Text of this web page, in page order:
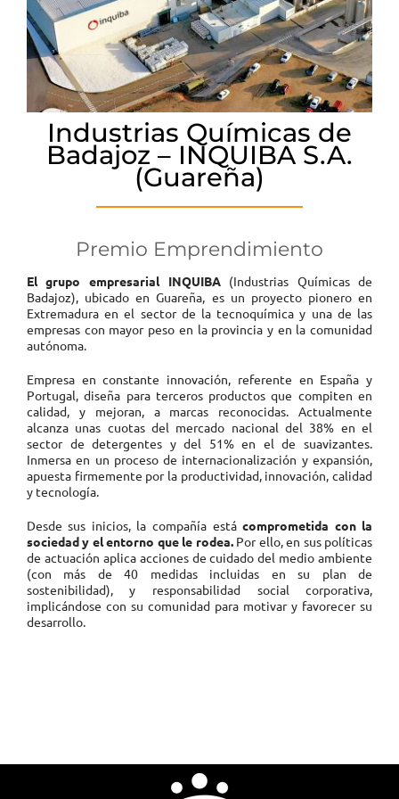
Industrias Químicas de
Badajoz – INQUIBA S.A.
(Guareña)
Premio Emprendimiento
El grupo empresarial INQUIBA(Industrias Químicas de
Badajoz), ubicado en Guareña, es un proyecto pionero en
Extremadura en el sector de la tecnoquímica y una de las
empresas con mayor peso en la provincia y en la comunidad
autónoma.
Empresa en constante innovación, referente en España y
Portugal, diseña para terceros productos que compiten en
calidad, y mejoran, a marcas reconocidas. Actualmente
alcanza unas cuotas del mercado nacional del 38% en el
sector de detergentes y del 51% en el de suavizantes.
Inmersa en un proceso de internacionalización y expansión,
apuesta firmemente por la productividad, innovación, calidad
y tecnología.
Desde sus inicios, la compañía estácomprometida con la
sociedad y el entorno que le rodea.Por ello, en sus políticas
de actuación aplica acciones de cuidado del medio ambiente
(con más de 40 medidas incluidas en su plan de
sostenibilidad), y responsabilidad social corporativa,
implicándose con su comunidad para motivar y favorecer su
desarrollo.